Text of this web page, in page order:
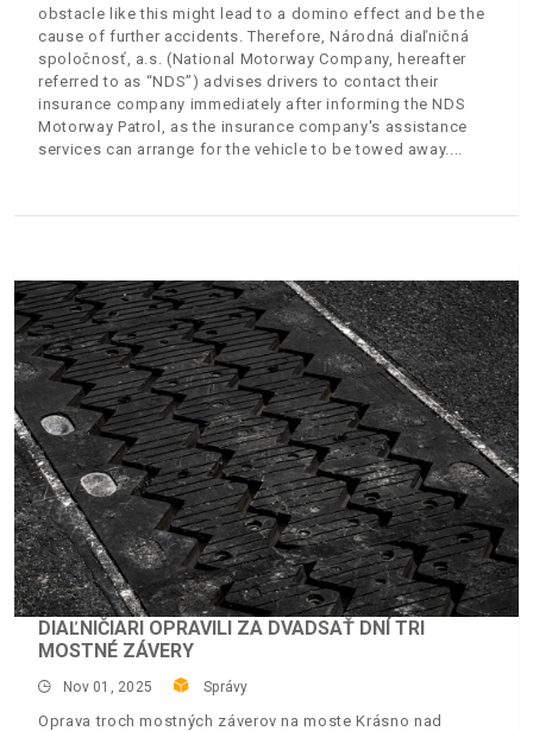
obstacle like this might lead to a domino effect and be the
cause of further accidents. Therefore, Národná diaľničná
spoločnosť, a.s. (National Motorway Company, hereafter
referred to as “NDS”) advises drivers to contact their
insurance company immediately after informing the NDS
Motorway Patrol, as the insurance company's assistance
services can arrange for the vehicle to be towed away.
DIAĽNIČIARI OPRAVILI ZA DVADSAŤ DNÍ TRI
MOSTNÉ ZÁVERY
Nov 01, 2025 Správy
Oprava troch mostných záverov na moste Krásno nad